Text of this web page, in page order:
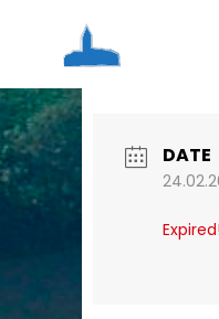
DATE
Expired!